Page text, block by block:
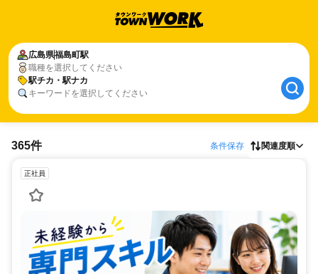
広島県福島町駅
職種を選択してください
駅チカ・駅ナカ
キーワードを選択してください
365件 条件保存 関連度順
正社員